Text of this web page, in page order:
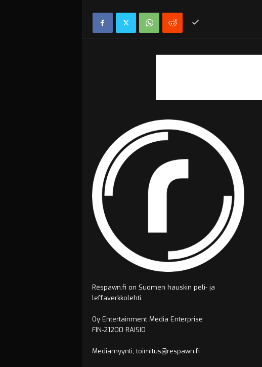
Respawn.fi on Suomen hauskin peli- ja
leffaverkkolehti.
Oy Entertainment Media Enterprise
FIN-21200 RAISIO
Mediamyynti, toimitus@respawn.fi